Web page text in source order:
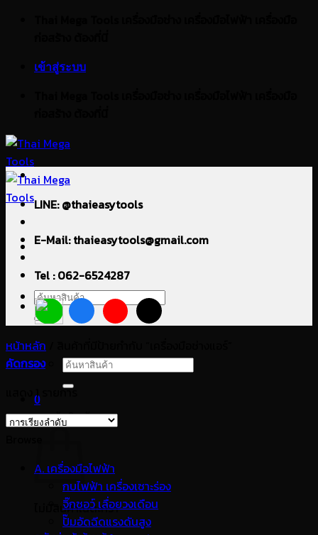
เข้าสู่ระบบ
ค้นหา:
ค้นหา:
0
ตะกร้าสินค้า
ไม่มีสินค้าในตะกร้า
LINE: @thaieasytools
E-Mail: thaieasytools@gmail.com
Tel : 062-6524287
หน้าหลัก
คัดกรอง
แสดง 1 รายการ
A. เครื่องมือไฟฟ้า
กบไฟฟ้า เครื่องเซาะร่อง
จิ๊กซอว์ เลื่อยวงเดือน
ปั๊มอัดฉีดแรงดันสูง